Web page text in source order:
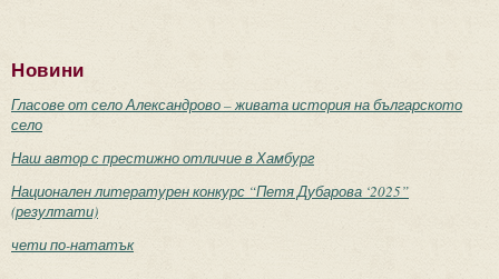
Новини
Гласове от село Александрово – живата история на българското
село
Наш автор с престижно отличие в Хамбург
Национален литературен конкурс “Петя Дубарова ‘2025”
(резултати)
чети по-нататък